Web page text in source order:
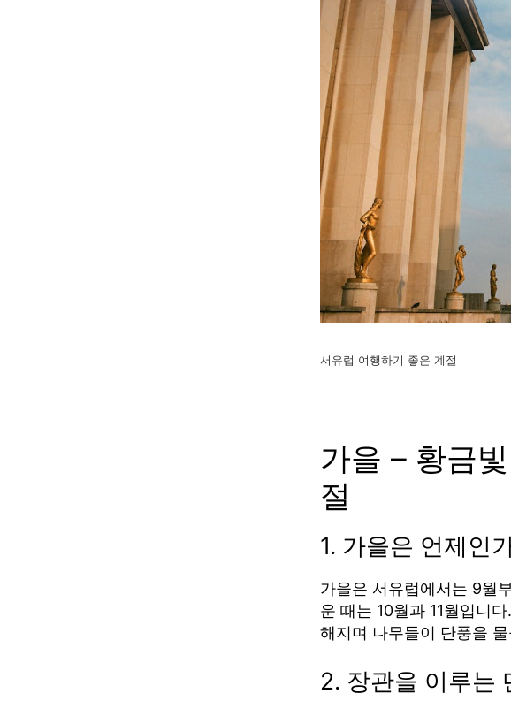
서유럽 여행하기 좋은 계절
가을 – 황금
절
1. 가을은 언제인
가을은 서유럽에서는 9월
운 때는 10월과 11월입니
해지며 나무들이 단풍을
2. 장관을 이루는